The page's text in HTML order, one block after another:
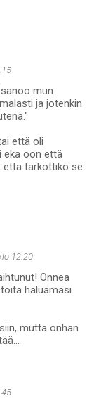
mun
ja jotenkin
että oli
eka oon että
että tarkottiko se
12.20
Onnea
haluamasi
mutta onhan